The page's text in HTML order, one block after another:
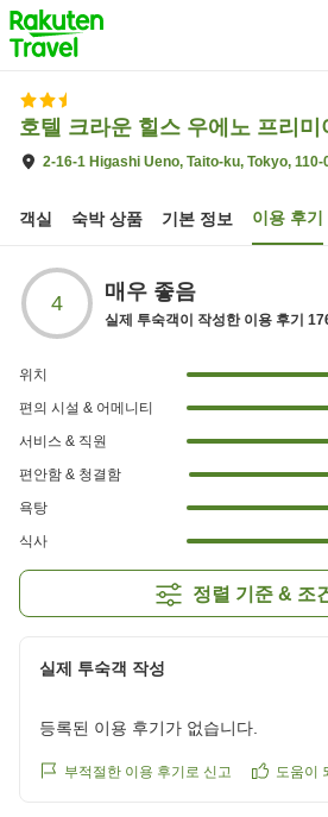
to
top
page
호텔 크라운 힐스 우에노 프리
2-16-1 Higashi Ueno, Taito-ku, Tokyo, 110-
객실 숙박 상품 기본 정보 이용 후기
4 매우 좋음
실제 투숙객이 작성한 이용 후기
위치
편의 시설 & 어메니티
서비스 & 직원
편안함 & 청결함
욕탕
식사
정렬 기준 & 조
실제 투숙객 작성
등록된 이용 후기가 없습니다.
부적절한 이용 후기로 신고 도움이